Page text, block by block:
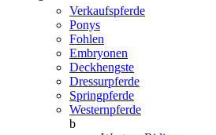
Verkaufspferde
Ponys
Fohlen
Embryonen
Deckhengste
Dressurpferde
Springpferde
Westernpferde
b